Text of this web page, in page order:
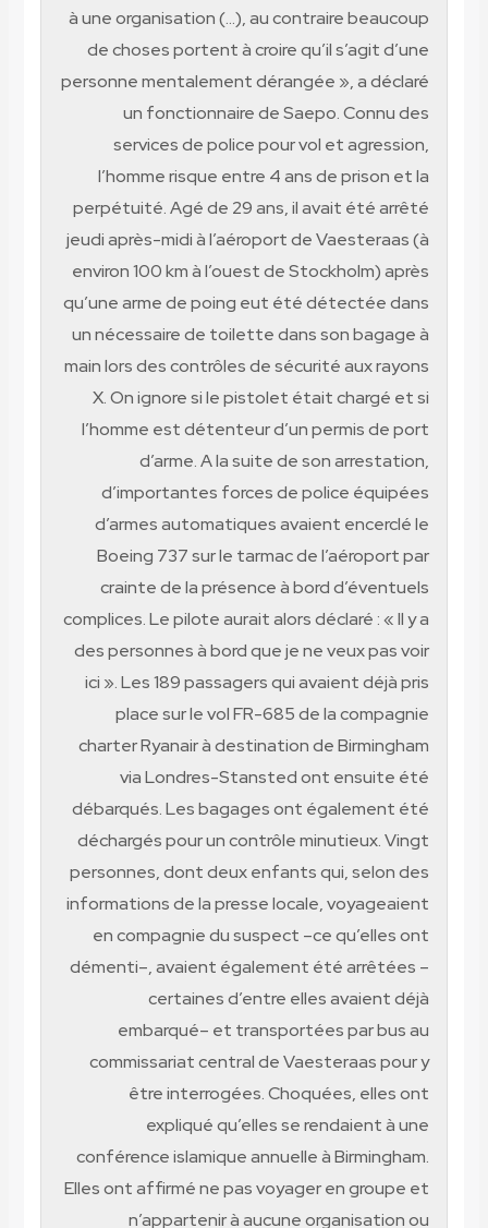
à une organisation (…), au contraire beaucoup
de choses portent à croire qu’il s’agit d’une
personne mentalement dérangée », a déclaré
un fonctionnaire de Saepo. Connu des
services de police pour vol et agression,
l’homme risque entre 4 ans de prison et la
perpétuité. Agé de 29 ans, il avait été arrêté
jeudi après-midi à l’aéroport de Vaesteraas (à
environ 100 km à l’ouest de Stockholm) après
qu’une arme de poing eut été détectée dans
un nécessaire de toilette dans son bagage à
main lors des contrôles de sécurité aux rayons
X. On ignore si le pistolet était chargé et si
l’homme est détenteur d’un permis de port
d’arme. A la suite de son arrestation,
d’importantes forces de police équipées
d’armes automatiques avaient encerclé le
Boeing 737 sur le tarmac de l’aéroport par
crainte de la présence à bord d’éventuels
complices. Le pilote aurait alors déclaré : « Il y a
des personnes à bord que je ne veux pas voir
ici ». Les 189 passagers qui avaient déjà pris
place sur le vol FR-685 de la compagnie
charter Ryanair à destination de Birmingham
via Londres-Stansted ont ensuite été
débarqués. Les bagages ont également été
déchargés pour un contrôle minutieux. Vingt
personnes, dont deux enfants qui, selon des
informations de la presse locale, voyageaient
en compagnie du suspect –ce qu’elles ont
démenti–, avaient également été arrêtées –
certaines d’entre elles avaient déjà
embarqué– et transportées par bus au
commissariat central de Vaesteraas pour y
être interrogées. Choquées, elles ont
expliqué qu’elles se rendaient à une
conférence islamique annuelle à Birmingham.
Elles ont affirmé ne pas voyager en groupe et
n’appartenir à aucune organisation ou